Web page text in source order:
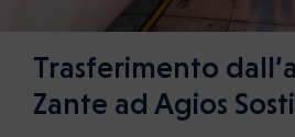
Trasferimento
Zante ad Agios